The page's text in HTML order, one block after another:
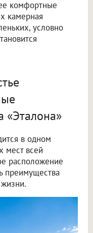
комфортные
камерная
условно
«Эталона»
в одном
мест всей
расположение
преимущества